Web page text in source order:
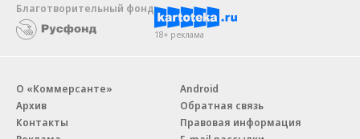
Благотворительный фонд
18+ реклама
О «Коммерсанте»
Архив
Контакты
Android
Обратная связь
Правовая информация